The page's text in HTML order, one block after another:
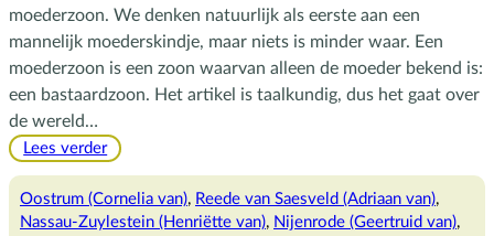
moederzoon. We denken natuurlijk als eerste aan een
mannelijk moederskindje, maar niets is minder waar. Een
moederzoon is een zoon waarvan alleen de moeder bekend is:
een bastaardzoon. Het artikel is taalkundig, dus het gaat over
de wereld…
Lees verder:
Oostrum (Cornelia van), Reede van Saesveld (Adriaan van)
Nassau-Zuylestein (Henriëtte van), Nijenrode (Geertruid van)